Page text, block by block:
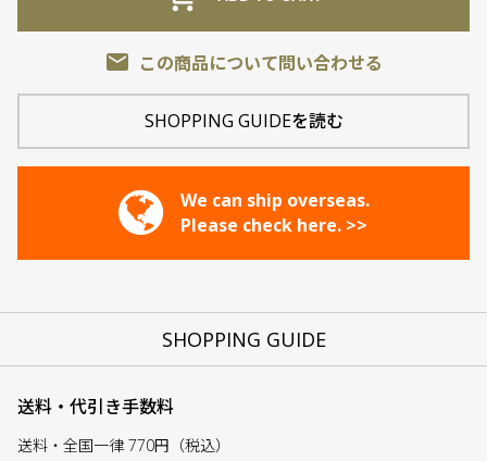
email この商品について問い合わせる
SHOPPING GUIDEを読む
We can ship overseas.
Please check here. >>
SHOPPING GUIDE
送料・代引き手数料
送料・全国一律 770円（税込）